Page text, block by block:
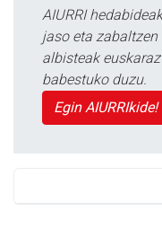
AIURRI
jaso eta
albisteak
babestuko duzu.
Egin AIURRIkide!